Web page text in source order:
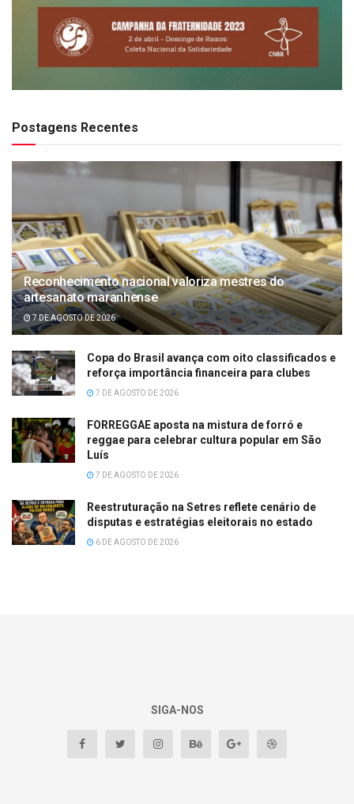
Postagens Recentes
Reconhecimento nacional valoriza mestres do
artesanato maranhense
7 DE AGOSTO DE 2026
Copa do Brasil avança com oito classificados e
reforça importância financeira para clubes
7 DE AGOSTO DE 2026
FORREGGAE aposta na mistura de forró e
reggae para celebrar cultura popular em São
Luís
7 DE AGOSTO DE 2026
Reestruturação na Setres reflete cenário de
disputas e estratégias eleitorais no estado
6 DE AGOSTO DE 2026
SIGA-NOS